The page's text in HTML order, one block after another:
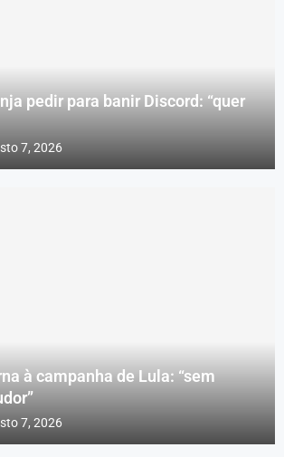
pedir para banir Discord: “quer
7, 2026
à campanha de Lula: “sem
7, 2026